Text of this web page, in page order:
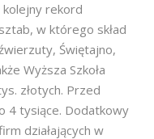
kolejny rekord
w którego skład
Świętajno,
Wyższa Szkoła
złotych. Przed
4 tysiące. Dodatkowy
działających w